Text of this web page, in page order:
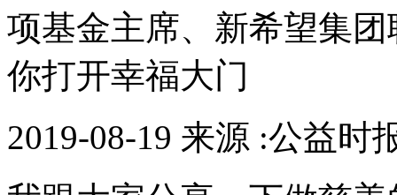
项基金主席、新希望集
你打开幸福大门
2019-08-19 来源 :公益时